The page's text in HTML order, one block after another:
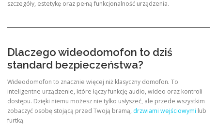
szczegóły, estetykę oraz pełną funkcjonalność urządzenia.
Dlaczego wideodomofon to dziś
standard bezpieczeństwa?
Wideodomofon to znacznie więcej niż klasyczny domofon. To
inteligentne urządzenie, które łączy funkcję audio, wideo oraz kontroli
dostępu. Dzięki niemu możesz nie tylko usłyszeć, ale przede wszystkim
zobaczyć osobę stojącą przed Twoją bramą, drzwiami wejściowymi lub
furtką.